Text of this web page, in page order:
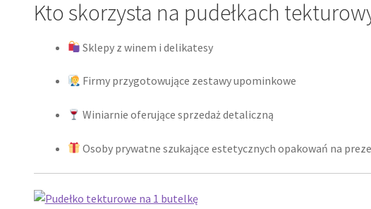
Kto skorzysta na pudełkach
Sklepy z winem i delikatesy
Firmy przygotowujące zestawy upominkowe
Winiarnie oferujące sprzedaż detaliczną
Osoby prywatne szukające estetycznych opakowań na